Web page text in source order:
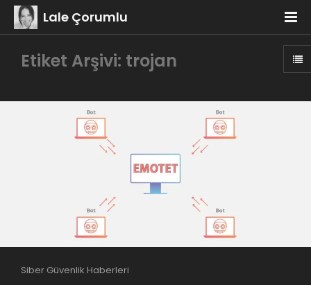
Lale Çorumlu
Etiket Arşivi: trojan
Siber Güvenlik Haberleri